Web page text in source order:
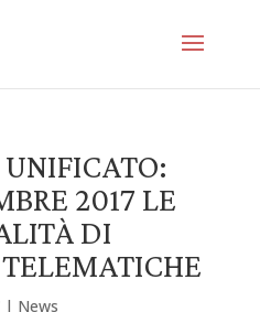
2017 LE
DI
| News